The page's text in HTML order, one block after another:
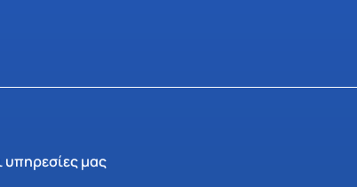
υπηρεσίες μας